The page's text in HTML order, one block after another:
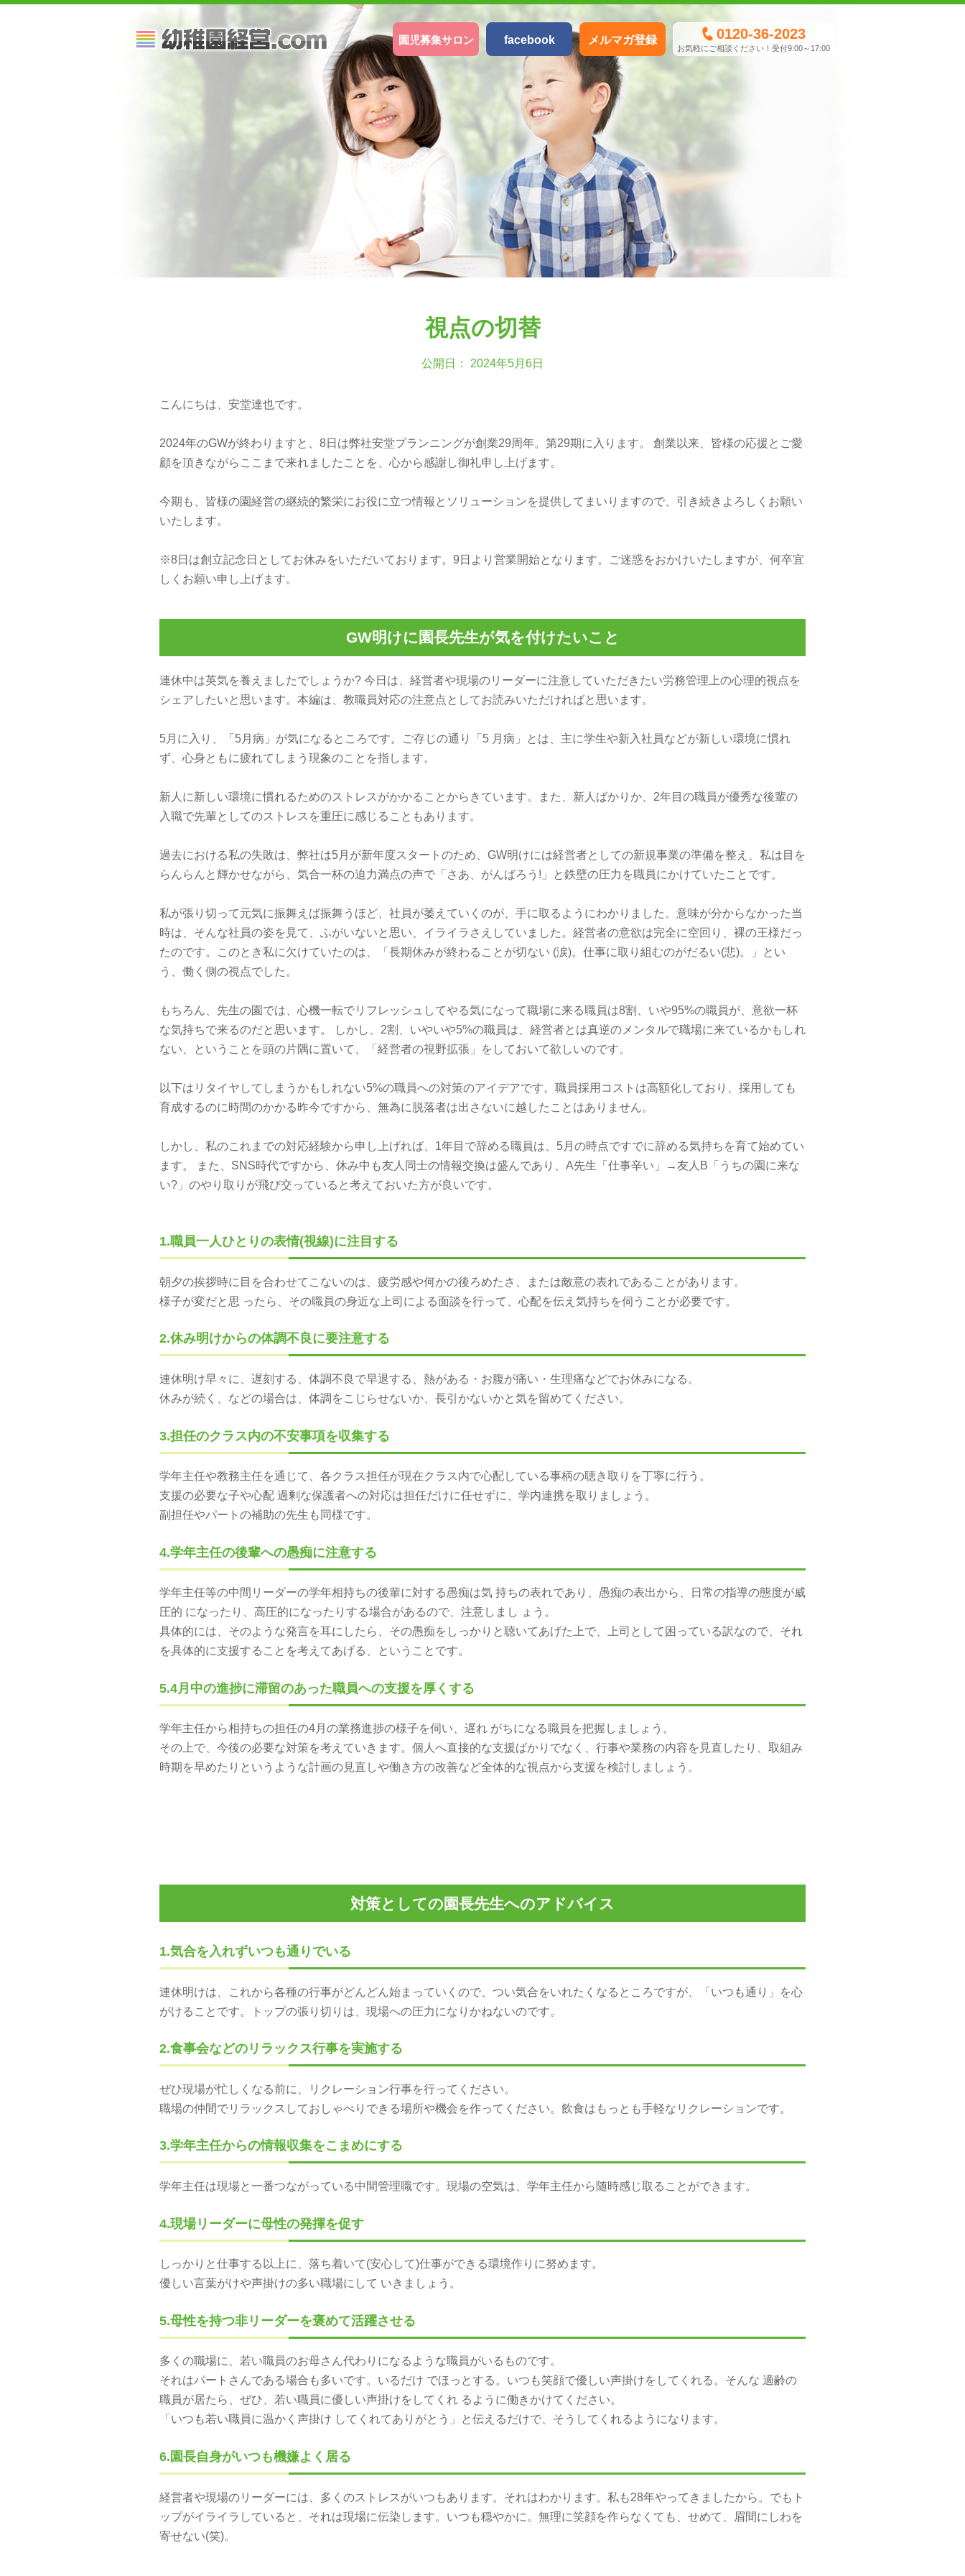
0120-36-2023
お気軽にご相談ください！受付9:00～17:00
メルマガ登録
facebook
園児募集サロン
視点の切替
公開日： 2024年5月6日
こんにちは、安堂達也です。
2024年のGWが終わりますと、8日は弊社安堂プランニングが創業29周年。第29期に入ります。 創業以来、皆様の応援とご愛
顧を頂きながらここまで来れましたことを、心から感謝し御礼申し上げます。
今期も、皆様の園経営の継続的繁栄にお役に立つ情報とソリューションを提供してまいりますので、引き続きよろしくお願い
いたします。
※8日は創立記念日としてお休みをいただいております。9日より営業開始となります。ご迷惑をおかけいたしますが、何卒宜
しくお願い申し上げます。
GW明けに園長先生が気を付けたいこと
連休中は英気を養えましたでしょうか? 今日は、経営者や現場のリーダーに注意していただきたい労務管理上の心理的視点を
シェアしたいと思います。本編は、教職員対応の注意点としてお読みいただければと思います。
5月に入り、「5月病」が気になるところです。ご存じの通り「5 月病」とは、主に学生や新入社員などが新しい環境に慣れ
ず、心身ともに疲れてしまう現象のことを指します。
新人に新しい環境に慣れるためのストレスがかかることからきています。また、新人ばかりか、2年目の職員が優秀な後輩の
入職で先輩としてのストレスを重圧に感じることもあります。
過去における私の失敗は、弊社は5月が新年度スタートのため、GW明けには経営者としての新規事業の準備を整え、私は目を
らんらんと輝かせながら、気合一杯の迫力満点の声で「さあ、がんばろう!」と鉄壁の圧力を職員にかけていたことです。
私が張り切って元気に振舞えば振舞うほど、社員が萎えていくのが、手に取るようにわかりました。意味が分からなかった当
時は、そんな社員の姿を見て、ふがいないと思い、イライラさえしていました。経営者の意欲は完全に空回り、裸の王様だっ
たのです。このとき私に欠けていたのは、「長期休みが終わることが切ない (涙)。仕事に取り組むのがだるい(悲)。」とい
う、働く側の視点でした。
もちろん、先生の園では、心機一転でリフレッシュしてやる気になって職場に来る職員は8割、いや95%の職員が、意欲一杯
な気持ちで来るのだと思います。 しかし、2割、いやいや5%の職員は、経営者とは真逆のメンタルで職場に来ているかもしれ
ない、ということを頭の片隅に置いて、「経営者の視野拡張」をしておいて欲しいのです。
以下はリタイヤしてしまうかもしれない5%の職員への対策のアイデアです。職員採用コストは高額化しており、採用しても
育成するのに時間のかかる昨今ですから、無為に脱落者は出さないに越したことはありません。
しかし、私のこれまでの対応経験から申し上げれば、1年目で辞める職員は、5月の時点ですでに辞める気持ちを育て始めてい
ます。 また、SNS時代ですから、休み中も友人同士の情報交換は盛んであり、A先生「仕事辛い」→友人B「うちの園に来な
い?」のやり取りが飛び交っていると考えておいた方が良いです。
1.職員一人ひとりの表情(視線)に注目する
朝夕の挨拶時に目を合わせてこないのは、疲労感や何かの後ろめたさ、または敵意の表れであることがあります。
様子が変だと思 ったら、その職員の身近な上司による面談を行って、心配を伝え気持ちを伺うことが必要です。
2.休み明けからの体調不良に要注意する
連休明け早々に、遅刻する、体調不良で早退する、熱がある・お腹が痛い・生理痛などでお休みになる。
休みが続く、などの場合は、体調をこじらせないか、長引かないかと気を留めてください。
3.担任のクラス内の不安事項を収集する
学年主任や教務主任を通じて、各クラス担任が現在クラス内で心配している事柄の聴き取りを丁寧に行う。
支援の必要な子や心配 過剰な保護者への対応は担任だけに任せずに、学内連携を取りましょう。
副担任やパートの補助の先生も同様です。
4.学年主任の後輩への愚痴に注意する
学年主任等の中間リーダーの学年相持ちの後輩に対する愚痴は気 持ちの表れであり、愚痴の表出から、日常の指導の態度が威
圧的 になったり、高圧的になったりする場合があるので、注意しまし ょう。
具体的には、そのような発言を耳にしたら、その愚痴をしっかりと聴いてあげた上で、上司として困っている訳なので、それ
を具体的に支援することを考えてあげる、ということです。
5.4月中の進捗に滞留のあった職員への支援を厚くする
学年主任から相持ちの担任の4月の業務進捗の様子を伺い、遅れ がちになる職員を把握しましょう。
その上で、今後の必要な対策を考えていきます。個人へ直接的な支援ばかりでなく、行事や業務の内容を見直したり、取組み
時期を早めたりというような計画の見直しや働き方の改善など全体的な視点から支援を検討しましょう。
対策としての園長先生へのアドバイス
1.気合を入れずいつも通りでいる
連休明けは、これから各種の行事がどんどん始まっていくので、つい気合をいれたくなるところですが、「いつも通り」を心
がけることです。トップの張り切りは、現場への圧力になりかねないのです。
2.食事会などのリラックス行事を実施する
ぜひ現場が忙しくなる前に、リクレーション行事を行ってください。
職場の仲間でリラックスしておしゃべりできる場所や機会を作ってください。飲食はもっとも手軽なリクレーションです。
3.学年主任からの情報収集をこまめにする
学年主任は現場と一番つながっている中間管理職です。現場の空気は、学年主任から随時感じ取ることができます。
4.現場リーダーに母性の発揮を促す
しっかりと仕事する以上に、落ち着いて(安心して)仕事ができる環境作りに努めます。
優しい言葉がけや声掛けの多い職場にして いきましょう。
5.母性を持つ非リーダーを褒めて活躍させる
多くの職場に、若い職員のお母さん代わりになるような職員がいるものです。
それはパートさんである場合も多いです。いるだけ でほっとする。いつも笑顔で優しい声掛けをしてくれる。そんな 適齢の
職員が居たら、ぜひ、若い職員に優しい声掛けをしてくれ るように働きかけてください。
「いつも若い職員に温かく声掛け してくれてありがとう」と伝えるだけで、そうしてくれるようになります。
6.園長自身がいつも機嫌よく居る
経営者や現場のリーダーには、多くのストレスがいつもあります。それはわかります。私も28年やってきましたから。でもト
ップがイライラしていると、それは現場に伝染します。いつも穏やかに。無理に笑顔を作らなくても、せめて、眉間にしわを
寄せない(笑)。